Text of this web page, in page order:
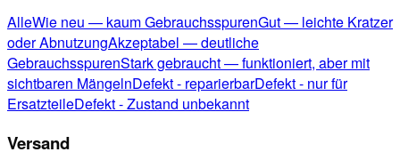
AlleWie neu — kaum GebrauchsspurenGut — leichte Kratzer
oder AbnutzungAkzeptabel — deutliche
GebrauchsspurenStark gebraucht — funktioniert, aber mit
sichtbaren MängelnDefekt - reparierbarDefekt - nur für
ErsatzteileDefekt - Zustand unbekannt
Versand